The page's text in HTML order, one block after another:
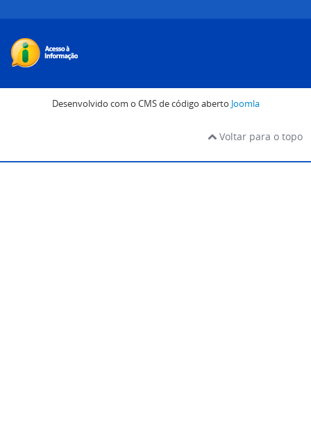
Desenvolvido com o CMS de código aberto Joomla
Voltar para o topo